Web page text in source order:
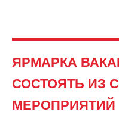
ЯРМАРКА В
СОСТОЯТЬ ИЗ
МЕРОПРИЯТИЙ